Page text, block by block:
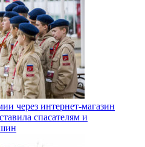
через интернет-магазин
спасателям и